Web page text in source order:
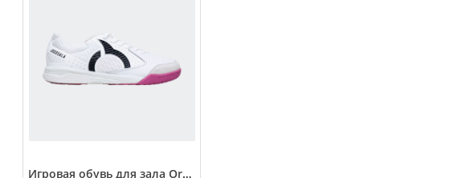
Игровая обувь для зала Ortuseight Jogosala Volta V3 арт.11020748